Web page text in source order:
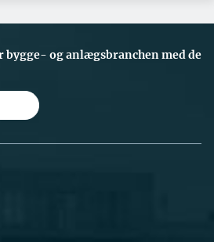
bygge- og anlægsbranchen med de